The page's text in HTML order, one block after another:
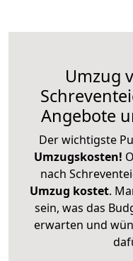
Umzug
Angebote
Der wichtigste
Umzugskosten!
nach
Umzug kostet.
sein, was das
erwarten und